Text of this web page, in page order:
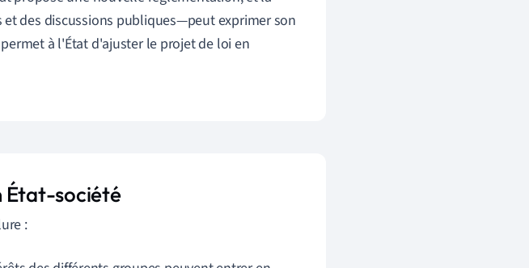
des discussions publiques—peut exprimer son
à l'État d'ajuster le projet de loi en
État-société
: